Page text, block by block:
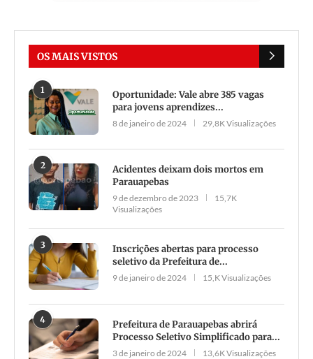
OS MAIS VISTOS
1
Oportunidade: Vale abre 385 vagas
para jovens aprendizes...
8 de janeiro de 2024 29,8K Visualizações
2
Acidentes deixam dois mortos em
Parauapebas
9 de dezembro de 2023
15,7K
Visualizações
3
Inscrições abertas para processo
seletivo da Prefeitura de...
9 de janeiro de 2024 15,K Visualizações
4
Prefeitura de Parauapebas abrirá
Processo Seletivo Simplificado para...
3 de janeiro de 2024 13,6K Visualizações